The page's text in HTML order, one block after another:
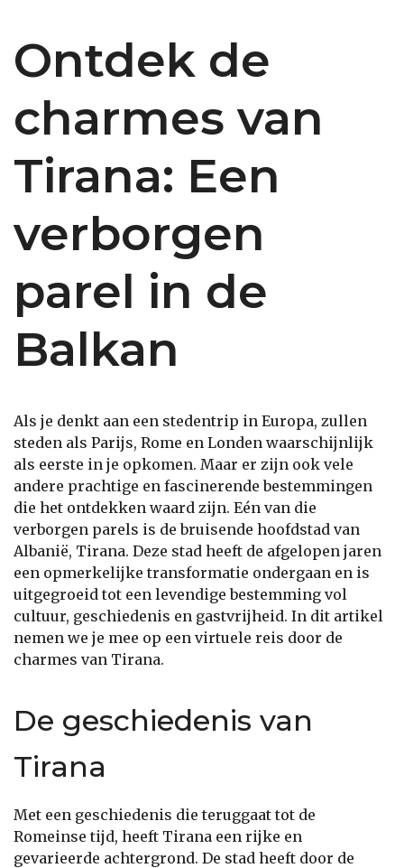
Ontdek de
charmes van
Tirana: Een
verborgen
parel in de
Balkan
Als je denkt aan een stedentrip in Europa, zullen
steden als Parijs, Rome en Londen waarschijnlijk
als eerste in je opkomen. Maar er zijn ook vele
andere prachtige en fascinerende bestemmingen
die het ontdekken waard zijn. Eén van die
verborgen parels is de bruisende hoofdstad van
Albanië, Tirana. Deze stad heeft de afgelopen jaren
een opmerkelijke transformatie ondergaan en is
uitgegroeid tot een levendige bestemming vol
cultuur, geschiedenis en gastvrijheid. In dit artikel
nemen we je mee op een virtuele reis door de
charmes van Tirana.
De geschiedenis van
Tirana
Met een geschiedenis die teruggaat tot de
Romeinse tijd, heeft Tirana een rijke en
gevarieerde achtergrond. De stad heeft door de